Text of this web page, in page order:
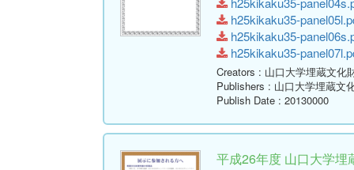
h25kikaku35-
h25kikaku35-
h25kikaku35-
Creators : 山口大学埋蔵文化
Publishers : 山口大学埋蔵文
Publish Date : 20130000
平成26年度 山口大学